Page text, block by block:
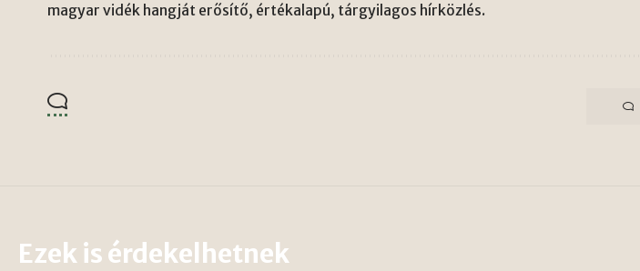
magyar vidék hangját erősítő, értékalapú, tárgyilagos hírközlés.
Ezek is érdekelhetnek